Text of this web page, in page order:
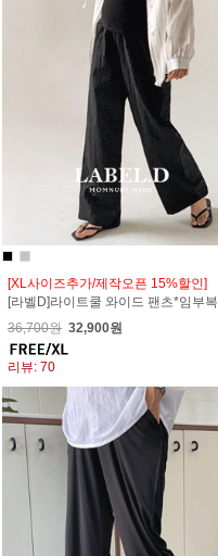
[XL사이즈추가/제작오픈 15%할인]
[라벨D]라이트쿨 와이드 팬츠*임부복
36,700원 32,900원
리뷰: 70